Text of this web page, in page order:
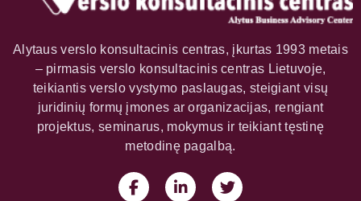
Alytaus verslo konsultacinis centras, įkurtas 1993 metais
– pirmasis verslo konsultacinis centras Lietuvoje,
teikiantis verslo vystymo paslaugas, steigiant visų
juridinių formų įmones ar organizacijas, rengiant
projektus, seminarus, mokymus ir teikiant tęstinę
metodinę pagalbą.